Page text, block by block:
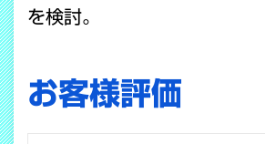
を検討。
お客様評価